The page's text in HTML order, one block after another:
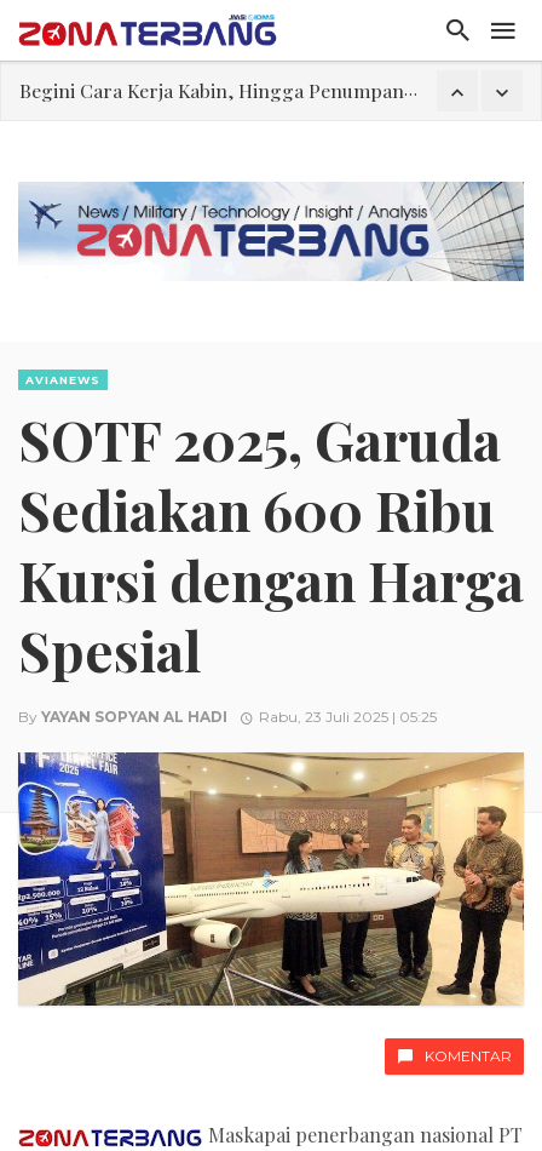
Begini Cara Kerja Kabin, Hingga Penumpang Bisa Nyaman Selama Penerbangan
Rajkumari Kaikeyi
Edy Mulyadi: Terlalu Lebay Narasi Nyawa Jenderal Listyo Hendak Dihabisi
Abdul El-Sayed Selangkah Lagi Menuju Senat AS
AVIANEWS
SOTF 2025, Garuda
Sediakan 600 Ribu
Kursi dengan Harga
Spesial
By YAYAN SOPYAN AL HADI Rabu, 23 Juli 2025 | 05:25
KOMENTAR
Maskapai penerbangan nasional PT